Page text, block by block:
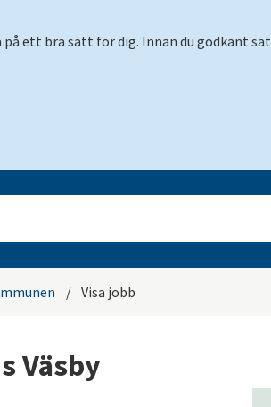
ett bra sätt för dig. Innan du godkänt
/ Visa jobb
Väsby